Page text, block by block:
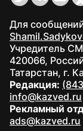
Для
Учредитель
420066,
Татарстан, г.
Редакция:
info@kazved.ru
Рекламный
ads@kazved.ru